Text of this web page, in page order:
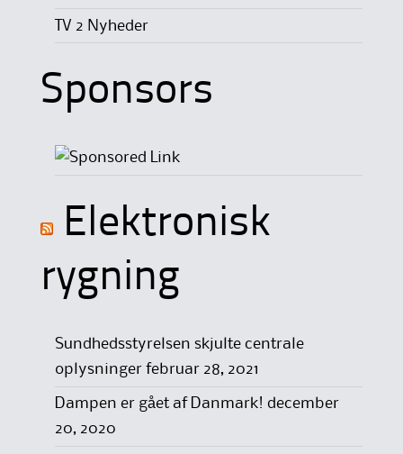
TV 2 Nyheder
Sponsors
Elektronisk
rygning
Sundhedsstyrelsen skjulte centrale
oplysninger februar 28, 2021
Dampen er gået af Danmark! december
20, 2020